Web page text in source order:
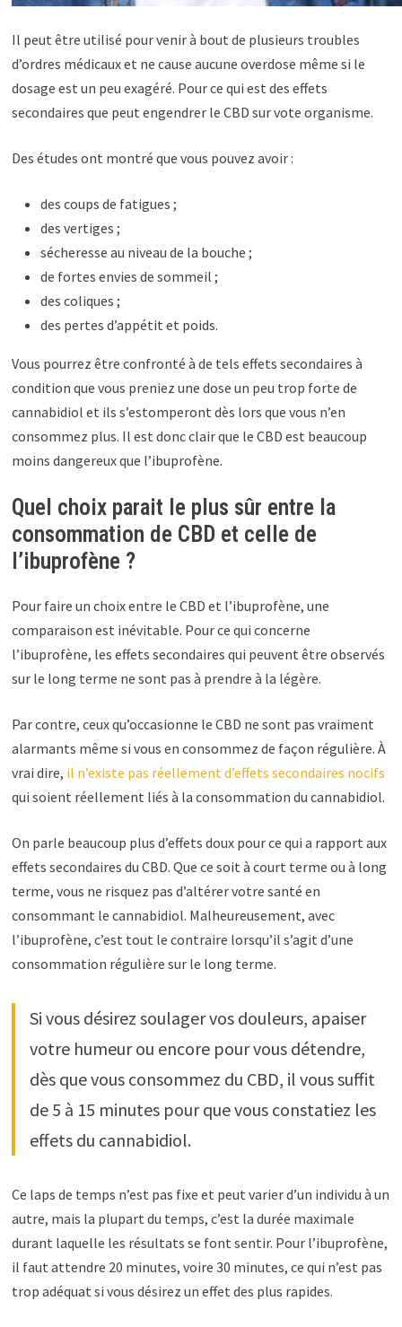
Il peut être utilisé pour venir à bout de plusieurs troubles
d’ordres médicaux et ne cause aucune overdose même si le
dosage est un peu exagéré. Pour ce qui est des effets
secondaires que peut engendrer le CBD sur vote organisme.
Des études ont montré que vous pouvez avoir :
des coups de fatigues ;
des vertiges ;
sécheresse au niveau de la bouche ;
de fortes envies de sommeil ;
des coliques ;
des pertes d’appétit et poids.
Vous pourrez être confronté à de tels effets secondaires à
condition que vous preniez une dose un peu trop forte de
cannabidiol et ils s’estomperont dès lors que vous n’en
consommez plus. Il est donc clair que le CBD est beaucoup
moins dangereux que l’ibuprofène.
Quel choix parait le plus sûr entre la
consommation de CBD et celle de
l’ibuprofène ?
Pour faire un choix entre le CBD et l’ibuprofène, une
comparaison est inévitable. Pour ce qui concerne
l’ibuprofène, les effets secondaires qui peuvent être observés
sur le long terme ne sont pas à prendre à la légère.
Par contre, ceux qu’occasionne le CBD ne sont pas vraiment
alarmants même si vous en consommez de façon régulière. À
vrai dire, il n’existe pas réellement d’effets secondaires nocifs
qui soient réellement liés à la consommation du cannabidiol.
On parle beaucoup plus d’effets doux pour ce qui a rapport aux
effets secondaires du CBD. Que ce soit à court terme ou à long
terme, vous ne risquez pas d’altérer votre santé en
consommant le cannabidiol. Malheureusement, avec
l’ibuprofène, c’est tout le contraire lorsqu’il s’agit d’une
consommation régulière sur le long terme.
Si vous désirez soulager vos douleurs, apaiser
votre humeur ou encore pour vous détendre,
dès que vous consommez du CBD, il vous suffit
de 5 à 15 minutes pour que vous constatiez les
effets du cannabidiol.
Ce laps de temps n’est pas fixe et peut varier d’un individu à un
autre, mais la plupart du temps, c’est la durée maximale
durant laquelle les résultats se font sentir. Pour l’ibuprofène,
il faut attendre 20 minutes, voire 30 minutes, ce qui n’est pas
trop adéquat si vous désirez un effet des plus rapides.